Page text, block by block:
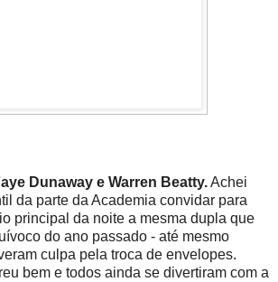
Dunaway e Warren Beatty.Achei
da parte da Academia convidar para
principal da noite a mesma dupla que
do ano passado - até mesmo
culpa pela troca de envelopes.
bem e todos ainda se divertiram com a